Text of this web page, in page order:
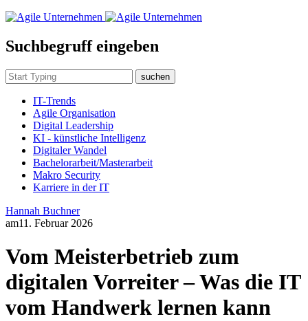
Suchbegruff eingeben
suchen
IT-Trends
Agile Organisation
Digital Leadership
KI - künstliche Intelligenz
Digitaler Wandel
Bachelorarbeit/Masterarbeit
Makro Security
Karriere in der IT
Hannah Buchner
am11. Februar 2026
Vom Meisterbetrieb zum
digitalen Vorreiter – Was die IT
vom Handwerk lernen kann